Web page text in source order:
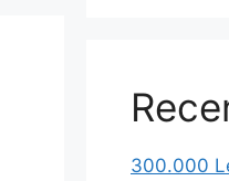
300.000